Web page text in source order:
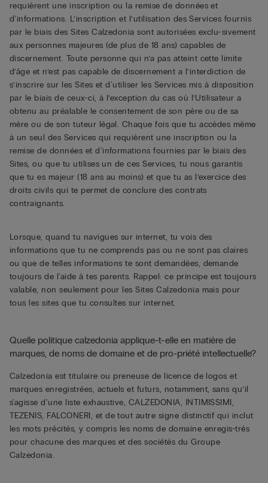
requièrent une inscription ou la remise de données et
d'informations. L’inscription et l’utilisation des Services fournis
par le biais des Sites Calzedonia sont autorisées exclu-sivement
aux personnes majeures (de plus de 18 ans) capables de
discernement. Toute personne qui n’a pas atteint cette limite
d’âge et n’est pas capable de discernement a l’interdiction de
s’inscrire sur les Sites et d'utiliser les Services mis à disposition
par le biais de ceux-ci, à l’exception du cas où l’Utilisateur a
obtenu au préalable le consentement de son père ou de sa
mère ou de son tuteur légal. Chaque fois que tu accèdes même
à un seul des Services qui requièrent une inscription ou la
remise de données et d'informations fournies par le biais des
Sites, ou que tu utilises un de ces Services, tu nous garantis
que tu es majeur (18 ans au moins) et que tu as l’exercice des
droits civils qui te permet de conclure des contrats
contraignants.
Lorsque, quand tu navigues sur internet, tu vois des
informations que tu ne comprends pas ou ne sont pas claires
ou que de telles informations te sont demandées, demande
toujours de l'aide à tes parents. Rappel: ce principe est toujours
valable, non seulement pour les Sites Calzedonia mais pour
tous les sites que tu consultes sur internet.
Quelle politique calzedonia applique-t-elle en matière de
marques, de noms de domaine et de pro-priété intellectuelle?
Calzedonia est titulaire ou preneuse de licence de logos et
marques enregistrées, actuels et futurs, notamment, sans qu’il
s'agisse d'une liste exhaustive, CALZEDONIA, INTIMISSIMI,
TEZENIS, FALCONERI, et de tout autre signe distinctif qui inclut
les mots précités, y compris les noms de domaine enregis-trés
pour chacune des marques et des sociétés du Groupe
Calzedonia.